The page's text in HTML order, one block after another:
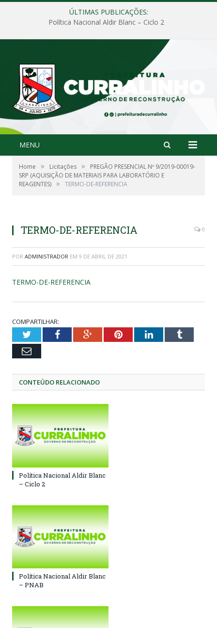
ÚLTIMAS PUBLICAÇÕES:
Política Nacional Aldir Blanc – Ciclo 2
MENU
Home » Licitações »
PREGÃO PRESENCIAL Nº 9/2019-00019-
SRP (AQUISIÇÃO DE MATERIAIS PARA LABORATÓRIO E
REAGENTES) » TERMO-DE-REFERENCIA
TERMO-DE-REFERENCIA 0
POR ADMINISTRADOR EM 9 DE ABRIL DE 2021
TERMO-DE-REFERENCIA
COMPARTILHAR:
TwitterFacebookGoogle+PinterestLinkedInTumblr
Email
CONTEÚDO RELACIONADO
Política Nacional Aldir Blanc
– Ciclo 2
Política Nacional Aldir Blanc
– PNAB